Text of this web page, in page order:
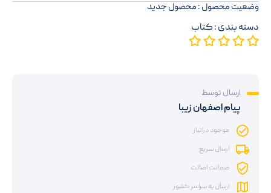
وضعیت محصول : محصول جدید
دسته بندی :کتاب
ارسال توسط
پیام اصفهان زیبا
موجود درانبار
ارسال سریع
ضمانت اصالت
ارسال به سراسر کشور